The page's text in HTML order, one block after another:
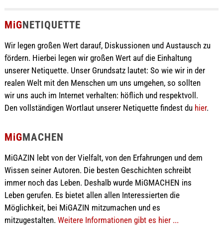
MiGNETIQUETTE
Wir legen großen Wert darauf, Diskussionen und Austausch zu
fördern. Hierbei legen wir großen Wert auf die Einhaltung
unserer Netiquette. Unser Grundsatz lautet: So wie wir in der
realen Welt mit den Menschen um uns umgehen, so sollten
wir uns auch im Internet verhalten: höflich und respektvoll.
Den vollständigen Wortlaut unserer Netiquette findest du hier.
MiGMACHEN
MiGAZIN lebt von der Vielfalt, von den Erfahrungen und dem
Wissen seiner Autoren. Die besten Geschichten schreibt
immer noch das Leben. Deshalb wurde MiGMACHEN ins
Leben gerufen. Es bietet allen allen Interessierten die
Möglichkeit, bei MiGAZIN mitzumachen und es
mitzugestalten. Weitere Informationen gibt es hier ...